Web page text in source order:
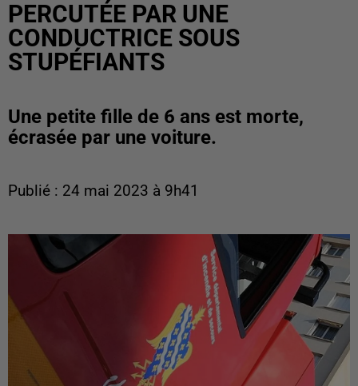
PERCUTÉE PAR UNE
CONDUCTRICE SOUS
STUPÉFIANTS
Une petite fille de 6 ans est morte,
écrasée par une voiture.
Publié : 24 mai 2023 à 9h41